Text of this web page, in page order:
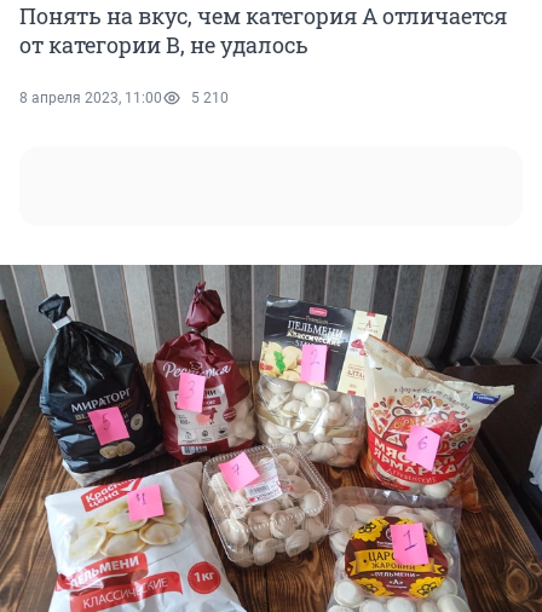
Понять на вкус, чем категория А отличается
от категории В, не удалось
8 апреля 2023, 11:00 5 210